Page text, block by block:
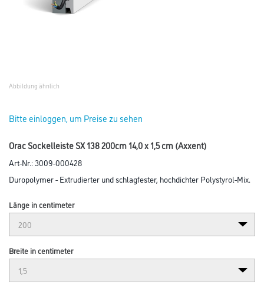
Abbildung ähnlich
Bitte einloggen, um Preise zu sehen
Orac Sockelleiste SX 138 200cm 14,0 x 1,5 cm (Axxent)
Art-Nr.:3009-000428
Duropolymer - Extrudierter und schlagfester, hochdichter Polystyrol-Mix.
Länge in centimeter
Breite in centimeter